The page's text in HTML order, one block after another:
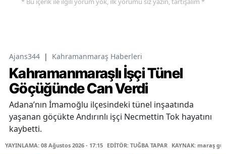
Ajans344 | Kahramanmaraş Haberleri
Kahramanmaraşlı İşçi Tünel
Göçüğünde Can Verdi
Adana’nın İmamoğlu ilçesindeki tünel inşaatında
yaşanan göçükte Andırınlı işçi Necmettin Tok hayatını
kaybetti.
YAYINLAMA: 08 Ağustos 2026 - 17:15 EDİTÖR: TUĞBA TAPAR KAYNAK: maraş